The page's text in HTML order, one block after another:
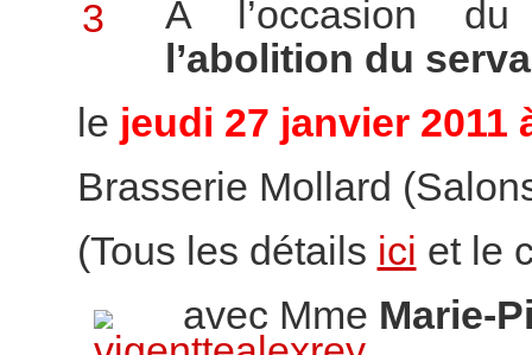
A l’occasion
l’abolition du
le jeudi 27 janvier 2011
Brasserie Mollard
(Tous les détails ici et le
avec Mme Marie-